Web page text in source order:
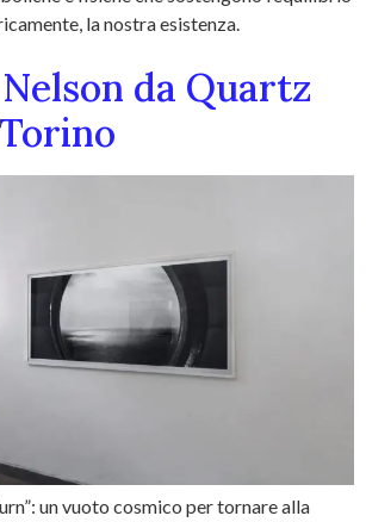
la nostra esistenza.
da Quartz
un vuoto cosmico per tornare alla